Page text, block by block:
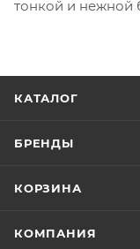
тонкой и нежной
КАТАЛОГ
БРЕНДЫ
КОРЗИНА
КОМПАНИЯ